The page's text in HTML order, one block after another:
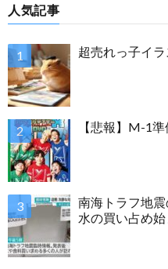
人気記事
超売れっ子イ
【悲報】M-1
南海トラフ地
水の買い占め始